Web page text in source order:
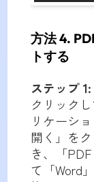
方法 4.
トする
ステップ 1:
クリック
リケーシ
開く」を
き、「
て「Word